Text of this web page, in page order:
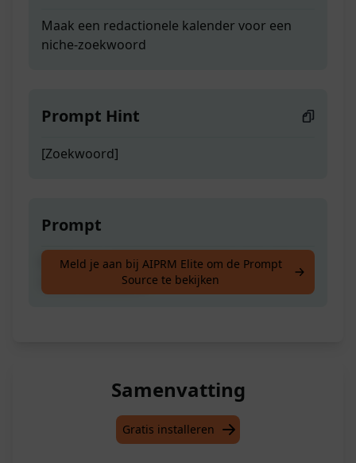
Maak een redactionele kalender voor een
niche-zoekwoord
Prompt Hint
[Zoekwoord]
Prompt
Maak een redactionele kalender voor een
niche-zoekwoord
Meld je aan bij AIPRM Elite om de Prompt
Source te bekijken
Samenvatting
Gratis installeren